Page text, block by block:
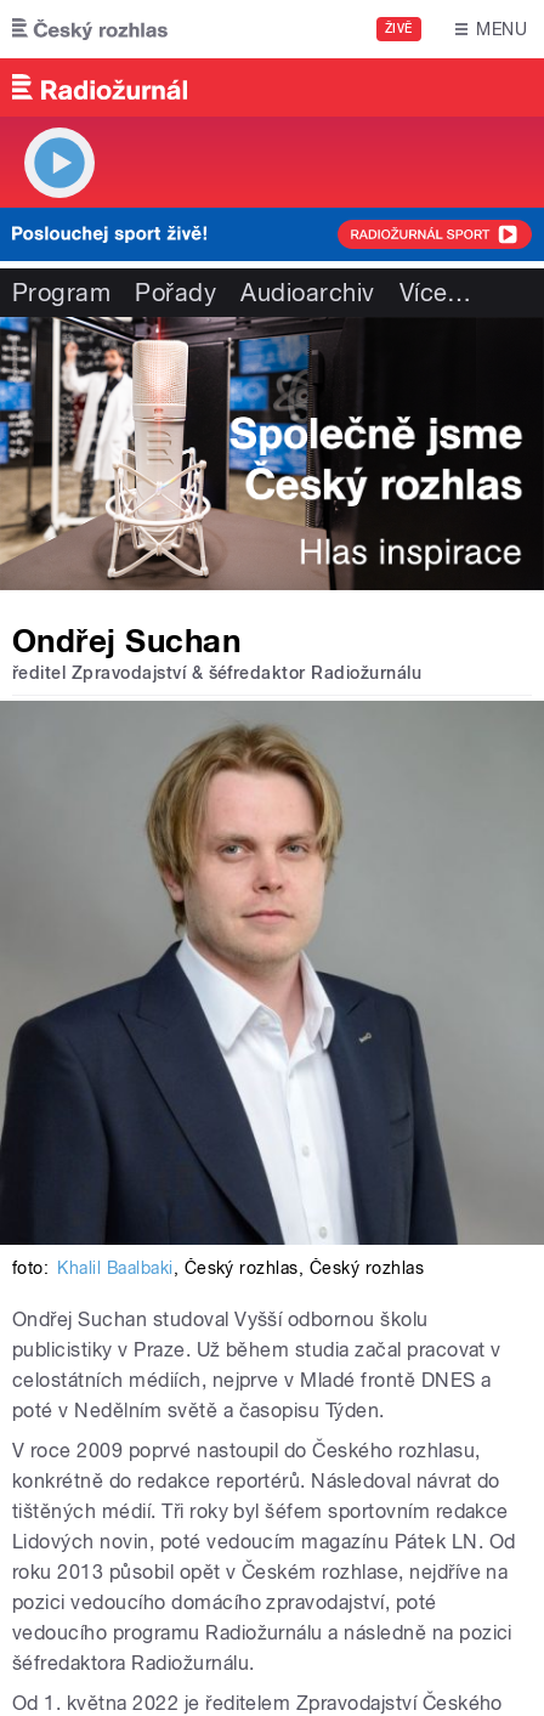
Přejít k hlavnímu obsahu
ŽIVĚ MENU
Program Pořady Audioarchiv Více…
Ondřej Suchan
ředitel Zpravodajství & šéfredaktor Radiožurnálu
foto: Khalil Baalbaki, Český rozhlas, Český rozhlas
Ondřej Suchan studoval Vyšší odbornou školu
publicistiky v Praze. Už během studia začal pracovat v
celostátních médiích, nejprve v Mladé frontě DNES a
poté v Nedělním světě a časopisu Týden.
V roce 2009 poprvé nastoupil do Českého rozhlasu,
konkrétně do redakce reportérů. Následoval návrat do
tištěných médií. Tři roky byl šéfem sportovním redakce
Lidových novin, poté vedoucím magazínu Pátek LN. Od
roku 2013 působil opět v Českém rozhlase, nejdříve na
pozici vedoucího domácího zpravodajství, poté
vedoucího programu Radiožurnálu a následně na pozici
šéfredaktora Radiožurnálu.
Od 1. května 2022 je ředitelem Zpravodajství Českého